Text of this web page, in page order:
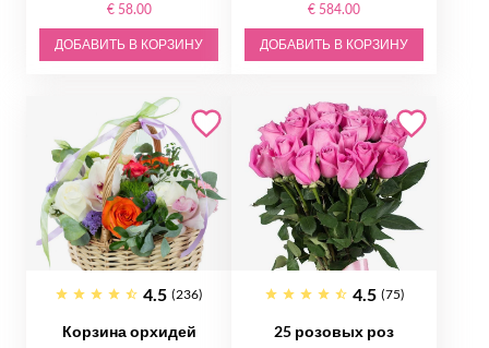
€ 58.00
ДОБАВИТЬ В КОРЗИНУ
€ 584.00
ДОБАВИТЬ В КОРЗИНУ
4.5 (236)
Корзина орхидей
4.5 (75)
25 розовых роз